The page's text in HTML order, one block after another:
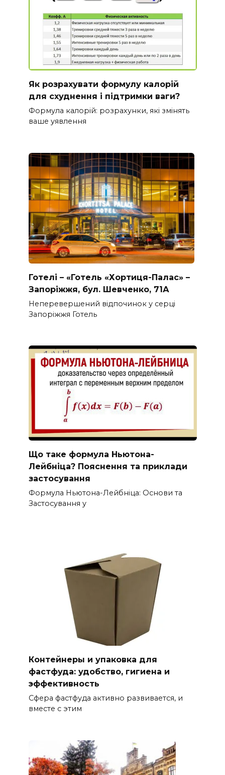
Як розрахувати формулу калорій
для схуднення і підтримки ваги?
Формула калорій: розрахунки, які змінять
ваше уявлення
Готелі – «Готель «Хортиця-Палас» –
Запоріжжя, бул. Шевченко, 71А
Неперевершений відпочинок у серці
Запоріжжя Готель
Що таке формула Ньютона-
Лейбніца? Пояснення та приклади
застосування
Формула Ньютона-Лейбніца: Основи та
Застосування у
Контейнеры и упаковка для
фастфуда: удобство, гигиена и
эффективность
Сфера фастфуда активно развивается, и
вместе с этим